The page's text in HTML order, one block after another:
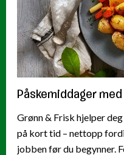
Påskemiddager med
Grønn & Frisk hjelper
på kort tid – nettopp
jobben før du begynner.